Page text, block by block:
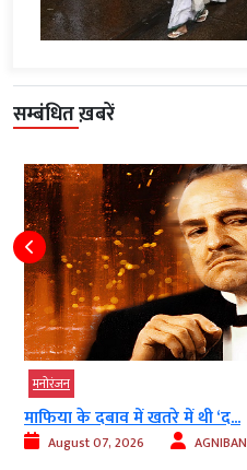
सम्बंधित ख़बरें
मनोरंजन
माफिया के दबाव में खतरे में थी ‘द...
August 07, 2026 AGNIBAN